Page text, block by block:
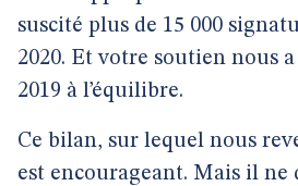
suscité plus de 15 000
2020. Et votre soutien nous
2019 à l’équilibre.
Ce bilan, sur lequel nous
est encourageant. Mais il